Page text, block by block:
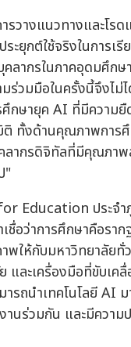
รวางแนวทางและโ
ระยุกต์ใช้จริงในการ
ลากรในภาคอุดมศึก
วมมือในครั้งนี้จึงไม่
ศึกษายุค AI ที่มีความ
ติ ทั้งด้านคุณภาพกา
ากรดิจิทัลที่มีคุณภา
"
ประจำภู
ชื่อว่าการศึกษาคือรา
พให้กับมหาวิทยาลัย
และเครื่องมือที่ขับเ
รถนำเทคโนโลยี AI
นร่วมกัน และมีควา